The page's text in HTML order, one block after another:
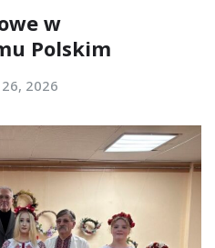
w
Polskim
2026